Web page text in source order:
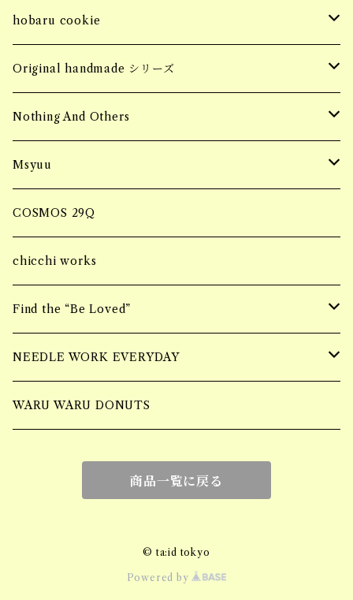
MINI HAIR CLAW 小さいヘアクロー
Barrette バレッタ
ornament オーナメント
bracelet
bottoms
Fragrance Pouch
socks
soy meat gift pack
ブロックタイプ
フィレタイプ
Sサイズ
Mサイズ
コッドシートTRAY
MASK CODE
パーソナルエフェクトBAG
マルシェBAG
ブランケット巾着BAG
ブランケットケースBAG
ニーハイBAG
ショルダーBAG
soy meat gift pack
ブロックタイプ
フィレタイプ
seasonning sauce
HERB & SPICE
hobaru cookie
hobaru アソート
マンゴーグラノーラ
Original handmade シリーズ
Handmade pierce
Nothing And Others
Accessory
Bangle
Bracelet
Msyuu
ring
piercing
Bracelet
Earring
Accessory
COSMOS 29Q
chicchi works
Find the “Be Loved”
wall hangging vase
Mulch Flower Bag
NEEDLE WORK EVERYDAY
tufting bag
WARU WARU DONUTS
商品一覧に戻る
© ta:id tokyo
Powered by